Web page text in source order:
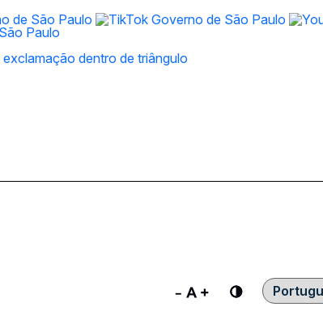
Contraste